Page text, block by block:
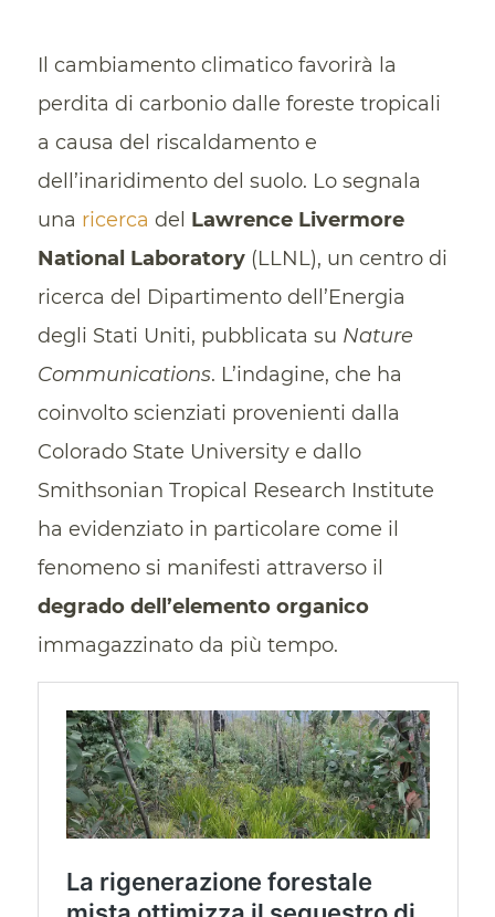
Il cambiamento climatico favorirà la
perdita di carbonio dalle foreste tropicali
a causa del riscaldamento e
dell’inaridimento del suolo. Lo segnala
una ricerca del Lawrence Livermore
National Laboratory (LLNL), un centro di
ricerca del Dipartimento dell’Energia
degli Stati Uniti, pubblicata su Nature
Communications. L’indagine, che ha
coinvolto scienziati provenienti dalla
Colorado State University e dallo
Smithsonian Tropical Research Institute
ha evidenziato in particolare come il
fenomeno si manifesti attraverso il
degrado dell’elemento organico
immagazzinato da più tempo.